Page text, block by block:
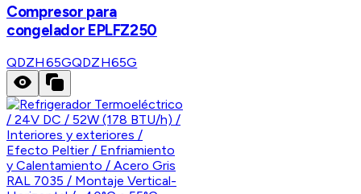
Compresor para
congelador EPLFZ250
QDZH65GQDZH65G